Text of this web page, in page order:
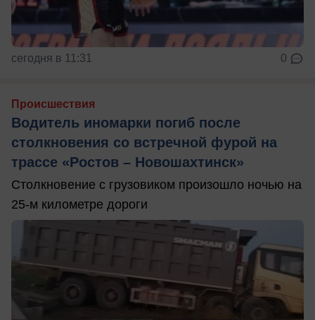
сегодня в 11:31 0
Происшествия
Водитель иномарки погиб после
столкновения со встречной фурой на
трассе «Ростов – Новошахтинск»
Столкновение с грузовиком произошло ночью на
25-м километре дороги